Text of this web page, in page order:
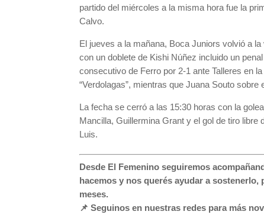
partido del miércoles a la misma hora fue la
Calvo.
El jueves a la mañana, Boca Juniors volvió a
con un doblete de Kishi Núñez incluido un
consecutivo de Ferro por 2-1 ante Talleres en
“Verdolagas”, mientras que Juana Souto
La fecha se cerró a las 15:30 horas con la
Mancilla, Guillermina Grant y el gol de tiro libre
Luis.
Desde El Femenino seguiremos
hacemos y nos querés ayudar a
meses.
📌 Seguinos en nuestras redes para más